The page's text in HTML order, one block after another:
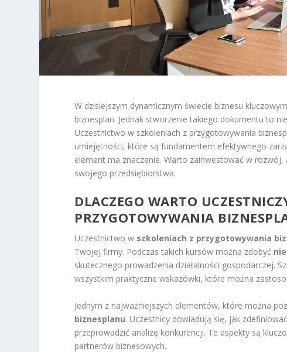
W dzisiejszym dynamicznym świecie biznesu
biznesplan. Jednak stworzenie takiego dokumentu to
Uczestnictwo w szkoleniach z przygotowywania
umiejętności, które są fundamentem efektywnego
element ma znaczenie. Warto zainwestować w rozwój,
swojego przedsiębiorstwa.
DLACZEGO WARTO
PRZYGOTOWYWANIA
Uczestnictwo w szkoleniach z przygotowywania
Twojej firmy. Podczas takich kursów można zdobyć
skutecznego prowadzenia działalności gospodarczej.
wszystkim praktyczne wskazówki, które można
Jednym z najważniejszych elementów, które można
biznesplanu. Uczestnicy dowiadują się, jak
przeprowadzić analizę konkurencji. Te aspekty są
partnerów biznesowych.